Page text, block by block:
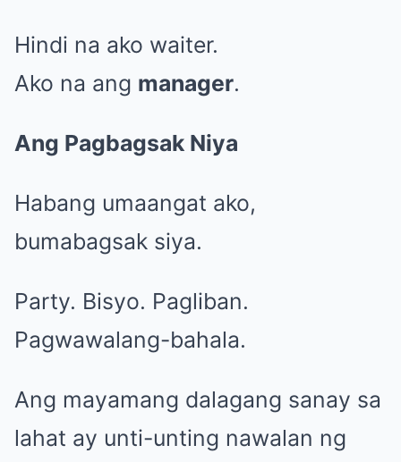
Hindi na ako waiter.
Ako na ang manager.
Ang Pagbagsak Niya
Habang umaangat ako,
bumabagsak siya.
Party. Bisyo. Pagliban.
Pagwawalang-bahala.
Ang mayamang dalagang sanay sa
lahat ay unti-unting nawalan ng